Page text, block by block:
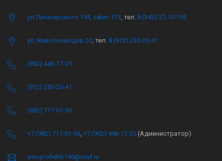
ул.Луначарского 194, офис 113 , тел. 8 (343) 27-10-193
ул.Животноводов 20 , тел. 8 (912) 230-20-41
(902) 446-17-35
(912) 230-20-41
(982) 717-01-95
+7 (982) 717-01-95 +7 (902) 446-17-35 (Администратор)
avtoprofiekb196@mail.ru